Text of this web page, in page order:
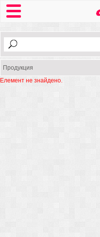
Продукция
Елемент не знайдено.